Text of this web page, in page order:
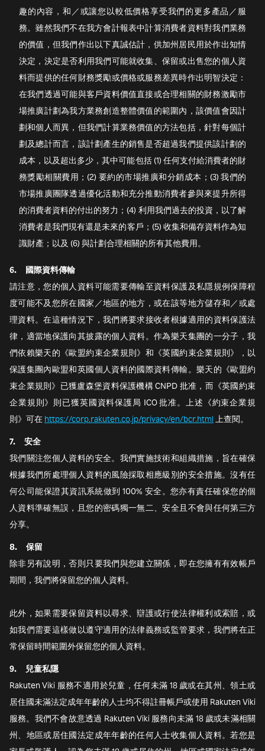
趣的內容，和／或讓您以較低價格享受我們的更多產品／服
務。雖然我們不在我方會計報表中計算消費者資料對我們業務
的價值，但我們作出以下真誠估計，供加州居民用於作出知情
決定，決定是否利用我們可能就收集、保留或出售您的個人資
料而提供的任何財務獎勵或價格或服務差異時作出明智決定：
在我們透過可能與客戶資料價值直接或合理相關的財務激勵市
場推廣計劃為我方業務創造整體價值的範圍內，該價值會因計
劃和個人而異，但我們計算業務價值的方法包括，針對每個計
劃及總計而言，該計劃產生的銷售是否超過我們提供該計劃的
成本，以及超出多少，其中可能包括 (1) 任何支付給消費者的財
務獎勵相關費用；(2) 要約的市場推廣和分銷成本；(3) 我們的
市場推廣團隊透過優化活動和充分推動消費者參與來提升所得
的消費者資料的付出的努力；(4) 利用我們過去的投資，以了解
消費者是我們現有還是未來的客戶；(5) 收集和備存資料作為知
識財產；以及 (6) 與計劃合理相關的所有其他費用。
6.
國際資料傳輸
請注意，您的個人資料可能需要傳輸至資料保護及私隱規例保障程
度可能不及您所在國家／地區的地方，或在該等地方儲存和／或處
理資料。在這種情況下，我們將要求接收者根據適用的資料保護法
律，適當地保護向其披露的個人資料。作為樂天集團的一分子，我
們依賴樂天的《歐盟約束企業規則》和《英國約束企業規則》，以
保護集團內歐盟和英國個人資料的國際資料傳輸。樂天的《歐盟約
束企業規則》已獲盧森堡資料保護機構 CNPD 批准，而《英國約束
企業規則》則已獲英國資料保護局 ICO 批准。上述《約束企業規
則》可在 https://corp.rakuten.co.jp/privacy/en/bcr.html 上查閱。
7.
安全
我們關注您個人資料的安全。我們實施技術和組織措施，旨在確保
根據我們所處理個人資料的風險採取相應級別的安全措施。沒有任
何公司能保證其資訊系統做到 100% 安全。您亦有責任確保您的個
人資料準確無誤，且您的密碼獨一無二、安全且不會與任何第三方
分享。
8.
保留
除非另有說明，否則只要我們與您建立關係，即在您擁有有效帳戶
期間，我們將保留您的個人資料。
此外，如果需要保留資料以尋求、辯護或行使法律權利或索賠，或
如我們需要這樣做以遵守適用的法律義務或監管要求，我們將在正
常保留時間範圍外保留您的個人資料。
9.
兒童私隱
Rakuten Viki 服務不適用於兒童，任何未滿 18 歲或在其州、領土或
居住國未滿法定成年年齡的人士均不得註冊帳戶或使用 Rakuten Viki
服務。我們不會故意透過 Rakuten Viki 服務向未滿 18 歲或未滿相關
州、地區或居住國法定成年年齡的任何人士收集個人資料。若您是